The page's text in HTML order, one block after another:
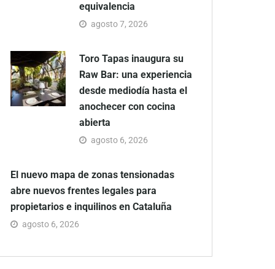
equivalencia
agosto 7, 2026
Toro Tapas inaugura su
Raw Bar: una experiencia
desde mediodía hasta el
anochecer con cocina
abierta
agosto 6, 2026
El nuevo mapa de zonas tensionadas
abre nuevos frentes legales para
propietarios e inquilinos en Cataluña
agosto 6, 2026